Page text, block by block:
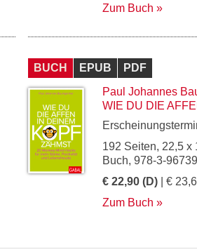
Zum Buch
BUCH EPUB
PDF
Paul Johannes
WIE DU DIE
192 Seiten, 22,5 x
Buch, 978-3-
€ 22,90 (D) | €
Zum Buch